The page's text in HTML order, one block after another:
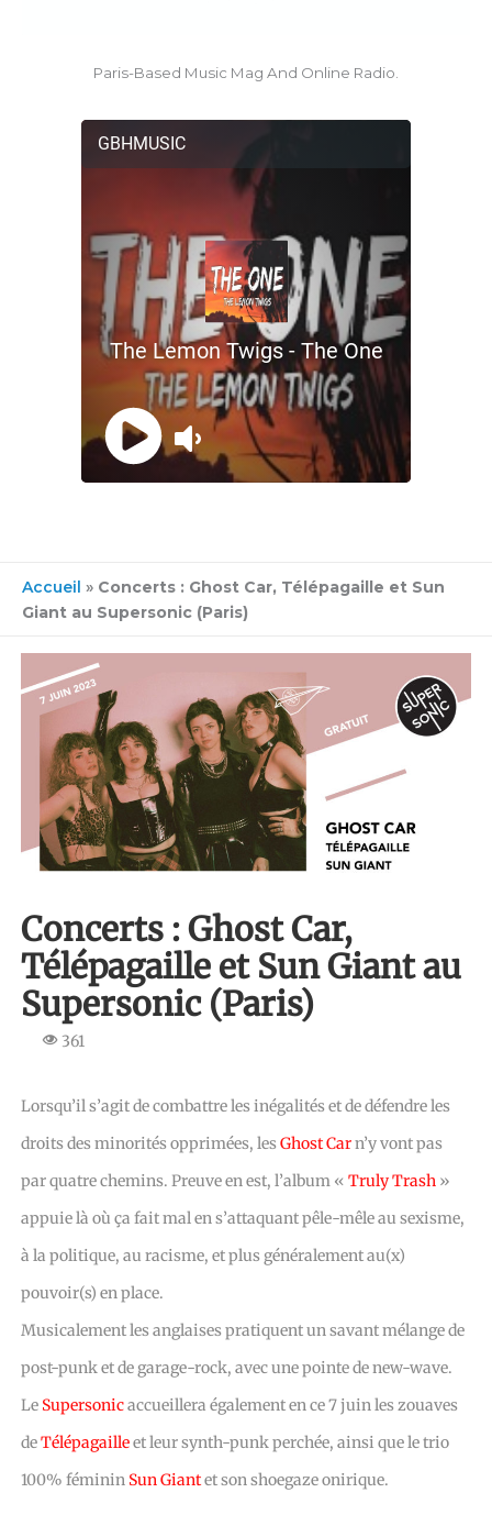
Paris-Based Music Mag And Online Radio.
Accueil » Concerts : Ghost Car, Télépagaille et Sun
Giant au Supersonic (Paris)
Concerts : Ghost Car,
Télépagaille et Sun Giant au
Supersonic (Paris)
361
Lorsqu’il s’agit de combattre les inégalités et de défendre les
droits des minorités opprimées, lesGhost Carn’y vont pas
par quatre chemins. Preuve en est, l’album «Truly Trash »
appuie là où ça fait mal en s’attaquant pêle-mêle au sexisme,
à la politique, au racisme, et plus généralement au(x)
pouvoir(s) en place.
Musicalement les anglaises pratiquent un savant mélange de
post-punk et de garage-rock, avec une pointe de new-wave.
Le Supersonicaccueillera également en ce 7 juin les zouaves
deTélépagailleet leur synth-punk perchée, ainsi que le trio
100% féminin Sun Giantet son shoegaze onirique.